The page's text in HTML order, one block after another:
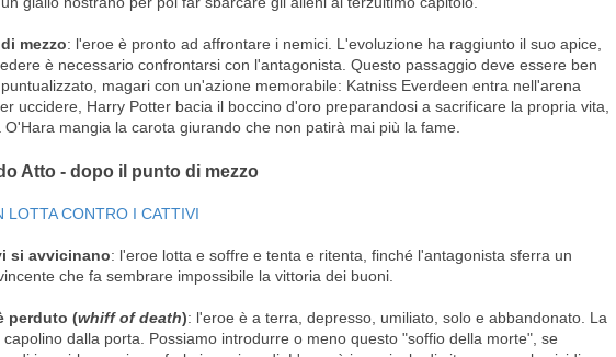
mezzo: l'eroe è pronto ad affrontare i nemici. L'evoluzione ha raggiunto il suo apice,
è necessario confrontarsi con l'antagonista. Questo passaggio deve essere ben
magari con un'azione memorabile: Katniss Everdeen entra nell'arena
uccidere, Harry Potter bacia il boccino d'oro preparandosi a sacrificare la propria vita,
O'Hara mangia la carota giurando che non patirà mai più la fame.
Atto - dopo il punto di mezzo
LOTTA CONTRO I CATTIVI
si avvicinano: l'eroe lotta e soffre e tenta e ritenta, finché l'antagonista sferra un
che fa sembrare impossibile la vittoria dei buoni.
perduto (whiff of death): l'eroe è a terra, depresso, umiliato, solo e abbandonato. La
capolino dalla porta. Possiamo introdurre o meno questo "soffio della morte", se